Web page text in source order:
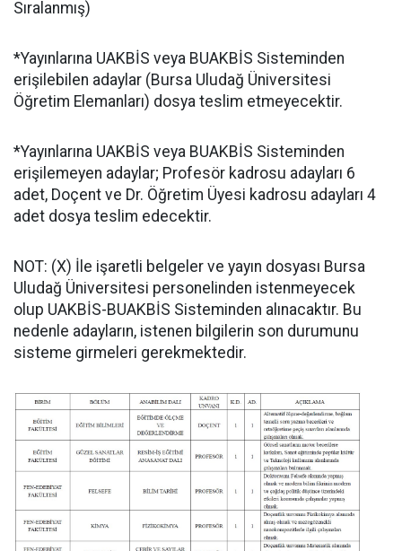
Sıralanmış)
*Yayınlarına UAKBİS veya BUAKBİS Sisteminden
erişilebilen adaylar (Bursa Uludağ Üniversitesi
Öğretim Elemanları) dosya teslim etmeyecektir.
*Yayınlarına UAKBİS veya BUAKBİS Sisteminden
erişilemeyen adaylar; Profesör kadrosu adayları 6
adet, Doçent ve Dr. Öğretim Üyesi kadrosu adayları 4
adet dosya teslim edecektir.
NOT: (X) İle işaretli belgeler ve yayın dosyası Bursa
Uludağ Üniversitesi personelinden istenmeyecek
olup UAKBİS-BUAKBİS Sisteminden alınacaktır. Bu
nedenle adayların, istenen bilgilerin son durumunu
sisteme girmeleri gerekmektedir.